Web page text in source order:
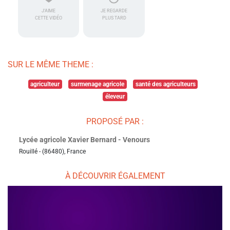
J'AIME
CETTE VIDÉO
JE REGARDE
PLUS TARD
SUR LE MÊME THEME :
agriculteur surmenage agricole
santé des agriculteurs
éleveur
PROPOSÉ PAR :
Lycée agricole Xavier Bernard - Venours
Rouillé - (86480), France
À DÉCOUVRIR ÉGALEMENT